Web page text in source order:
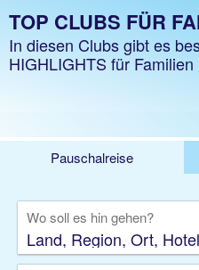
TOP CLUBS FÜR
In diesen Clubs gibt es
HIGHLIGHTS für Familien
Pauschalreise
Rundreise
Kreuzfahrt
Gruppenreise
Camper
Wo soll es hin gehen?